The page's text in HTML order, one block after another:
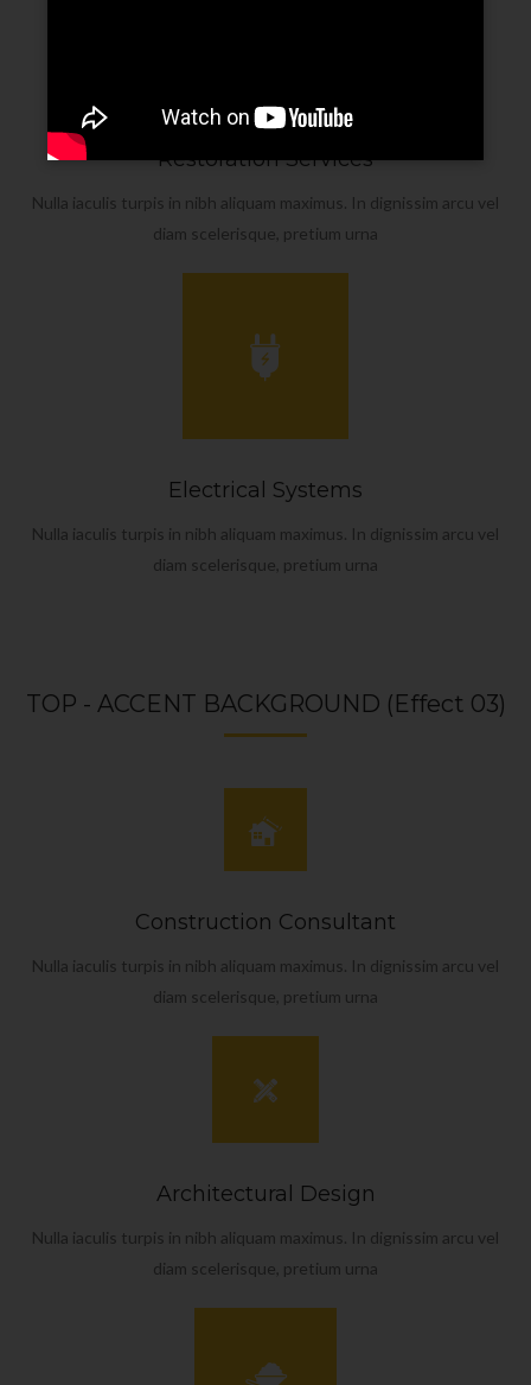
Restoration Services
Nulla iaculis turpis in nibh aliquam maximus. In dignissim arcu vel
diam scelerisque, pretium urna
Electrical Systems
Nulla iaculis turpis in nibh aliquam maximus. In dignissim arcu vel
diam scelerisque, pretium urna
TOP - ACCENT BACKGROUND (Effect 03)
Construction Consultant
Nulla iaculis turpis in nibh aliquam maximus. In dignissim arcu vel
diam scelerisque, pretium urna
Architectural Design
Nulla iaculis turpis in nibh aliquam maximus. In dignissim arcu vel
diam scelerisque, pretium urna